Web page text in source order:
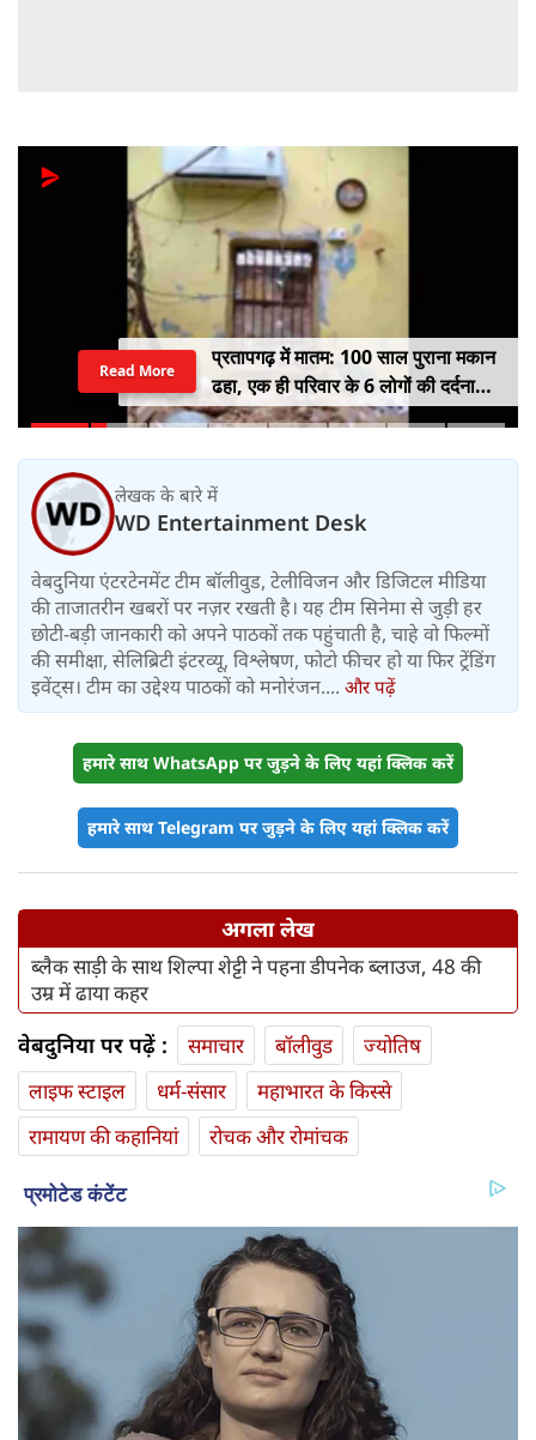
प्रतापगढ़ में मातम: 100 साल पुराना मकान
ढहा, एक ही परिवार के 6 लोगों की दर्दनाक
मौत
Read More
लेखक के बारे में
WD Entertainment Desk
वेबदुनिया एंटरटेनमेंट टीम बॉलीवुड, टेलीविजन और डिजिटल मीडिया
की ताजातरीन खबरों पर नज़र रखती है। यह टीम सिनेमा से जुड़ी हर
छोटी-बड़ी जानकारी को अपने पाठकों तक पहुंचाती है, चाहे वो फिल्मों
की समीक्षा, सेलिब्रिटी इंटरव्यू, विश्लेषण, फोटो फीचर हो या फिर ट्रेंडिंग
इवेंट्स। टीम का उद्देश्य पाठकों को मनोरंजन.... और पढ़ें
हमारे साथ WhatsApp पर जुड़ने के लिए यहां क्लिक करें
हमारे साथ Telegram पर जुड़ने के लिए यहां क्लिक करें
अगला लेख
ब्लैक साड़ी के साथ शिल्पा शेट्टी ने पहना डीपनेक ब्लाउज, 48 की
उम्र में ढाया कहर
वेबदुनिया पर पढ़ें : समाचार बॉलीवुड
ज्योतिष
लाइफ स्‍टाइल
धर्म-संसार
महाभारत के किस्से
रामायण की कहानियां
रोचक और रोमांचक